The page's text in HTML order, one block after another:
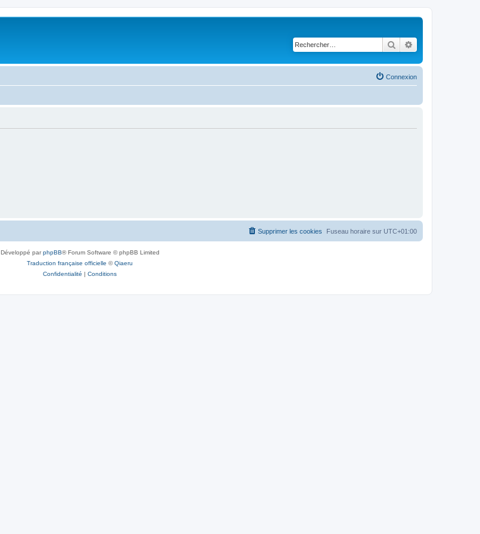
Rechercher
Connexion
Fuseau horaire sur UTC+01:00
Supprimer les cookies
Développé parphpBB® Forum Software © phpBB Limited
Traduction française officielle ©Qiaeru
Confidentialité | Conditions